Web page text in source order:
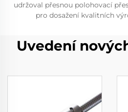
udržoval přesnou polohovací
pro dosažení kvalitních
Uvedení